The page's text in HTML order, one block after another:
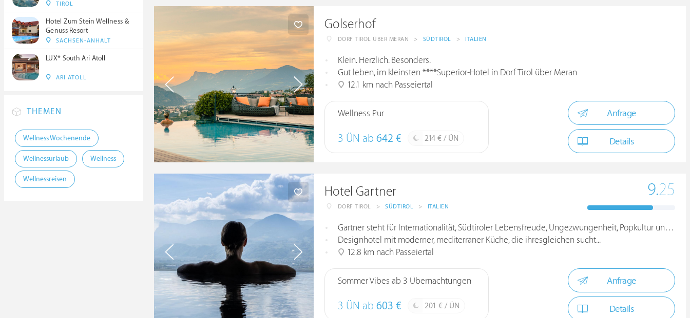
Golserhof
DORF TIROL ÜBER MERAN > SÜDTIROL > ITALIEN
Klein. Herzlich. Besonders.
Gut leben, im kleinsten ****Superior-Hotel in Dorf Tirol über Meran
12.1 km nach Passeiertal
Wellness Pur
3 ÜN ab 642 € 214 € / ÜN
Anfrage
Details
Hotel Gartner
DORF TIROL > SÜDTIROL > ITALIEN
9.25
Gartner steht für Internationalität, Südtiroler Lebensfreude, Ungezwungenheit, Popkultur und Mode!
Designhotel mit moderner, mediterraner Küche, die ihresgleichen sucht...
12.8 km nach Passeiertal
Sommer Vibes ab 3 Übernachtungen
3 ÜN ab 603 € 201 € / ÜN
Anfrage
Details
TIROL
Hotel Zum Stein Wellness &
Genuss Resort
SACHSEN-ANHALT
LUX* South Ari Atoll
ARI ATOLL
THEMEN
Wellness Wochenende
Wellnessurlaub Wellness
Wellnessreisen